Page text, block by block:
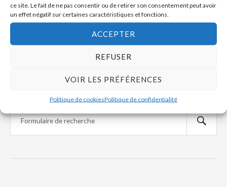
ce site. Le fait de ne pas consentir ou de retirer son consentement peut avoir
un effet négatif sur certaines caractéristiques et fonctions.
ACCEPTER
REFUSER
VOIR LES PRÉFÉRENCES
Politique de cookiesPolitique de confidentialité
Empreintes de Gustave Courbet
Gustave, Claude, Eugène et les autres sur la côte